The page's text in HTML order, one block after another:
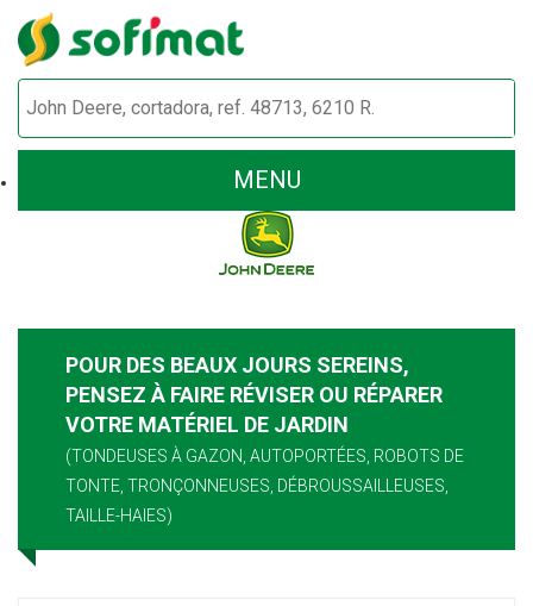
MENU
POUR DES BEAUX JOURS SEREINS,
PENSEZ À FAIRE RÉVISER OU RÉPARER
VOTRE MATÉRIEL DE JARDIN
(TONDEUSES À GAZON, AUTOPORTÉES, ROBOTS DE
TONTE, TRONÇONNEUSES, DÉBROUSSAILLEUSES,
TAILLE-HAIES)